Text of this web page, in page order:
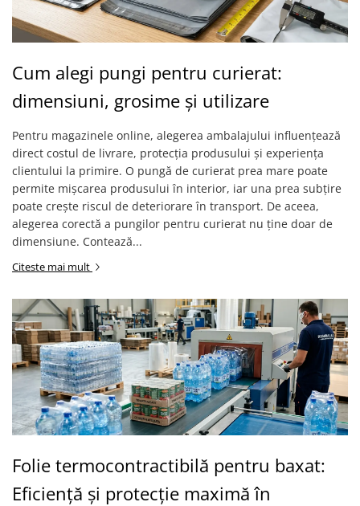
Cum alegi pungi pentru curierat:
dimensiuni, grosime și utilizare
Pentru magazinele online, alegerea ambalajului influențează
direct costul de livrare, protecția produsului și experiența
clientului la primire. O pungă de curierat prea mare poate
permite mișcarea produsului în interior, iar una prea subțire
poate crește riscul de deteriorare în transport. De aceea,
alegerea corectă a pungilor pentru curierat nu ține doar de
dimensiune. Contează...
Citeste mai mult
Folie termocontractibilă pentru baxat:
Eficiență și protecție maximă în